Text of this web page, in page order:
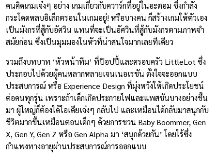
คนคิดเกมเจ๋งๆ อย่าง เกมเกี่ยวกับควาร์กที่อยู่ในอะตอม ซึ่งกำลัง
กระโดดหลบอิเล็กตรอนในเกมอยู่! หรือบางคน ก็สร้างเกมให้ตัวเอง
เป็นมังกรที่สู้กับอัศวิน แทนที่จะเป็นอัศวินที่สู้กับมังกรตามภาพจำ
สมัยก่อน ซึ่งเป็นมุมมองในหัวที่น่าสนใจมากเลยทีเดียว
รวมถึงบทบาท ‘หัวหน้าทีม’ ที่ป๊อปปี้และครอบครัว LittleLot ซึ่ง
ประกอบไปด้วยผู้คนหลากหลายเจนเนอเรชัน ตั้งใจจะออกแบบ
ประสบการณ์ หรือ Experience Design ที่มุ่งหวังให้เกิดประโยชน์
ต่อคนทุกรุ่น เพราะถ้าเด็กเกิดประกายไฟและแพสชันบางอย่างขึ้น
มา ผู้ใหญ่ก็ต้องได้ไอเดียเจ๋งๆ กลับไป และเหมือนได้กลับมาสนุกกับ
ชีวิตมากขึ้นเหมือนตอนเด็กๆ ด้วยการชวน Baby Boommer, Gen
X, Gen Y, Gen Z หรือ Gen Alpha มา ‘สนุกด้วยกัน’ โดยไร้ซึ่ง
กำแพงทางอายุผ่านประสบการณ์การออกแบบ